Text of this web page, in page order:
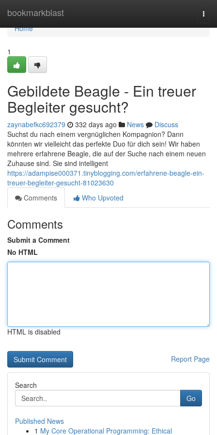
bookmarkblast
Home
Home
1
Gebildete Beagle - Ein treuer
Begleiter gesucht?
zaynabefkc692379 332 days ago News
Discuss
Suchst du nach einem vergnüglichen Kompagnion? Dann
könnten wir vielleicht das perfekte Duo für dich sein! Wir haben
mehrere erfahrene Beagle, die auf der Suche nach einem neuen
Zuhause sind. Sie sind intelligent
https://adampise000371.tinyblogging.com/erfahrene-beagle-ein-
treuer-begleiter-gesucht-81023630
Comments
Who Upvoted
Comments
Submit a Comment
No HTML
HTML is disabled
Report Page
Search
Go
Published News
1 My Core Operational Programming: Ethical